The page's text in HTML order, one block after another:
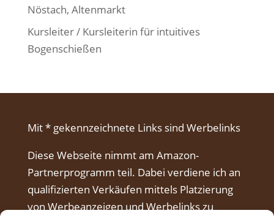
Nöstach, Altenmarkt
Kursleiter / Kursleiterin für intuitives
Bogenschießen
Mit * gekennzeichnete Links sind Werbelinks
Diese Webseite nimmt am Amazon-
Partnerprogramm teil. Dabei verdiene ich an
qualifizierten Verkäufen mittels Platzierung
von Werbeanzeigen und Werbelinks zu